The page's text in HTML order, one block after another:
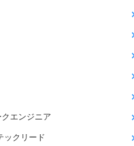
エンジニア
ックリード